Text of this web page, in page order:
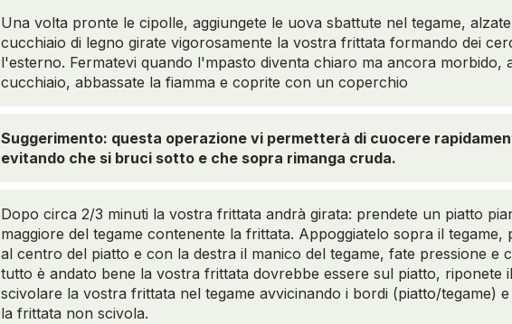
Una volta pronte le cipolle, aggiungete le uova sbattute nel tegame,
cucchiaio di legno girate vigorosamente la vostra frittata formando dei
l'esterno. Fermatevi quando l'mpasto diventa chiaro ma ancora morbido,
cucchiaio, abbassate la fiamma e coprite con un coperchio
Suggerimento: questa operazione vi permetterà di cuocere
evitando che si bruci sotto e che sopra rimanga cruda.
Dopo circa 2/3 minuti la vostra frittata andrà girata: prendete un piatto
maggiore del tegame contenente la frittata. Appoggiatelo sopra il tegame,
al centro del piatto e con la destra il manico del tegame, fate pressione e
tutto è andato bene la vostra frittata dovrebbe essere sul piatto, riponete
scivolare la vostra frittata nel tegame avvicinando i bordi (piatto/tegame)
la frittata non scivola.